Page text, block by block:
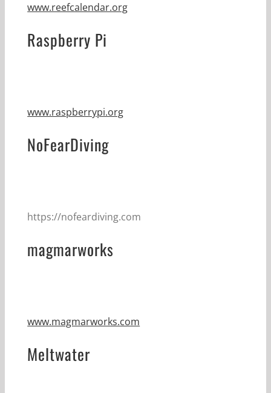
www.reefcalendar.org
Raspberry Pi
www.raspberrypi.org
NoFearDiving
https://nofeardiving.com
magmarworks
www.magmarworks.com
Meltwater